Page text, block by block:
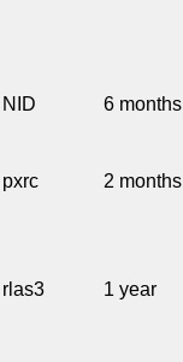
NID 6 months
pxrc 2 months
rlas3 1 year